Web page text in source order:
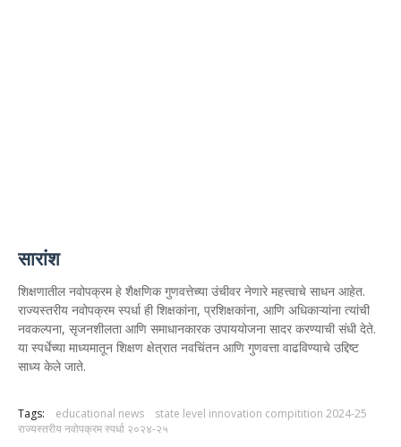
सारांश
शिक्षणातील नवोपक्रम हे शैक्षणिक गुणवत्तेच्या उंचीवर नेणारे महत्त्वाचे साधन आहेत.
राज्यस्तरीय नवोपक्रम स्पर्धा ही शिक्षकांना, प्रशिक्षकांना, आणि अधिकाऱ्यांना त्यांची
नवकल्पना, सृजनशीलता आणि समाधानकारक उपाययोजना सादर करण्याची संधी देते.
या स्पर्धेच्या माध्यमातून शिक्षण क्षेत्रात नवचिंतन आणि गुणवत्ता वाढविण्याचे उद्दिष्ट
साध्य केले जाते.
Tags: educational news
state level innovation compitition 2024-25
राज्यस्तरीय नवोपक्रम स्पर्धा २०२४-२५